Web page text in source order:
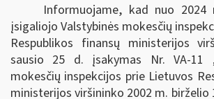
Informuojame, kad nuo
įsigaliojo Valstybinės mokesčių
Respublikos finansų ministerijos
sausio 25 d. įsakymas Nr. VA-11
mokesčių inspekcijos prie Lietuvos
ministerijos viršininko 2002 m. birželio